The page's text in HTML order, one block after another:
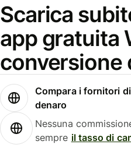
Scarica
app gratuita
conversione
Compara i fornitori
denaro
Nessuna
sempre il tasso di